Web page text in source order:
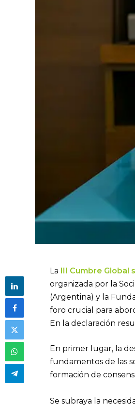
La III Cumbre Global
organizada por la
(Argentina) y la
foro crucial para
En la declaración
En primer lugar, la
fundamentos de las
formación de
Se subraya la